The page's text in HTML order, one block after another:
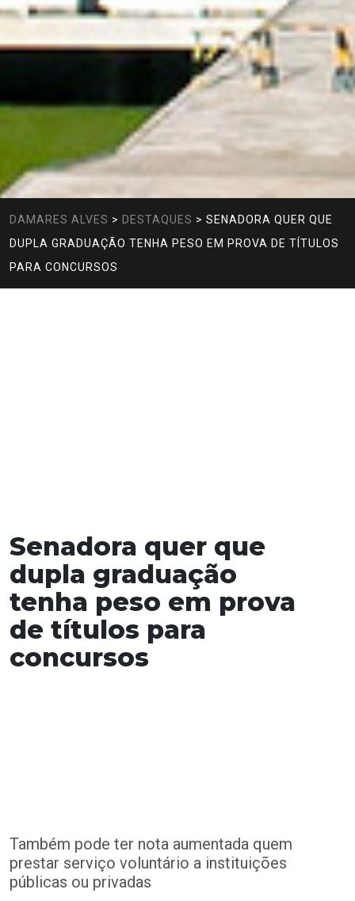
DAMARES ALVES > DESTAQUES > SENADORA QUER QUE
DUPLA GRADUAÇÃO TENHA PESO EM PROVA DE TÍTULOS
PARA CONCURSOS
Senadora quer que
dupla graduação
tenha peso em prova
de títulos para
concursos
Também pode ter nota aumentada quem
prestar serviço voluntário a instituições
públicas ou privadas